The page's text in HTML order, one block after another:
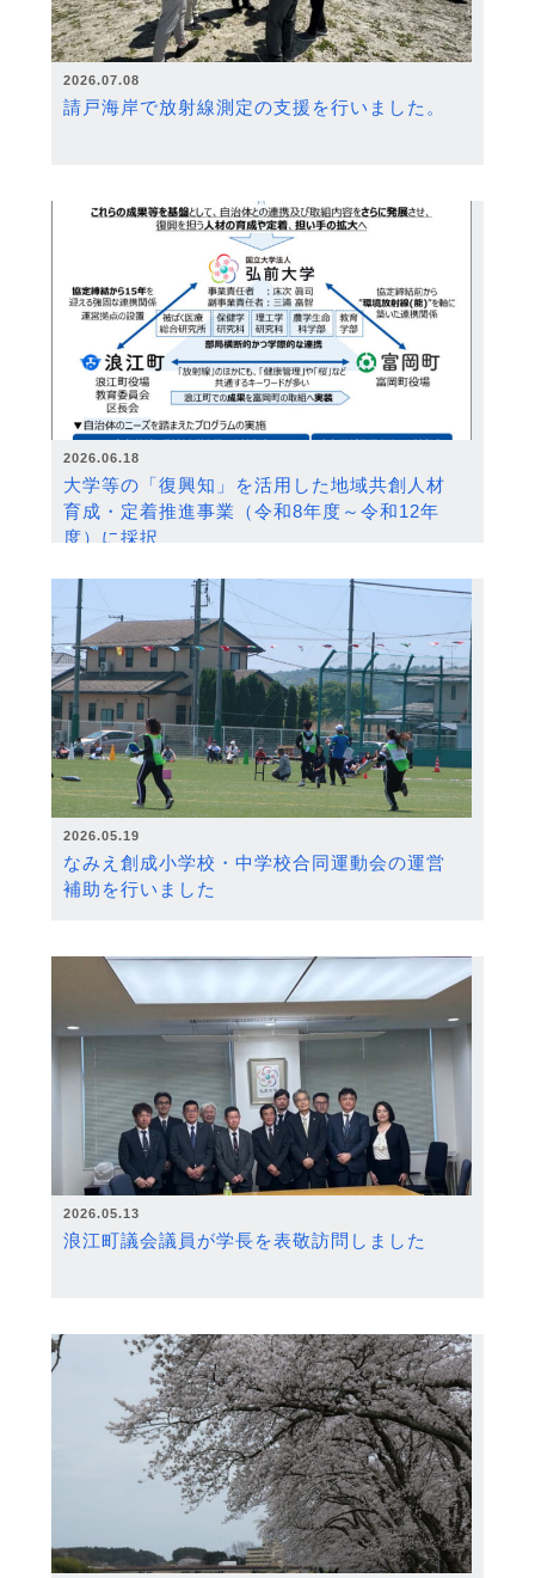
2026.07.08
請戸海岸で放射線測定の支援を行いました。
2026.06.18
大学等の「復興知」を活用した地域共創人材
育成・定着推進事業（令和8年度～令和12年
度）に採択
2026.05.19
なみえ創成小学校・中学校合同運動会の運営
補助を行いました
2026.05.13
浪江町議会議員が学長を表敬訪問しました